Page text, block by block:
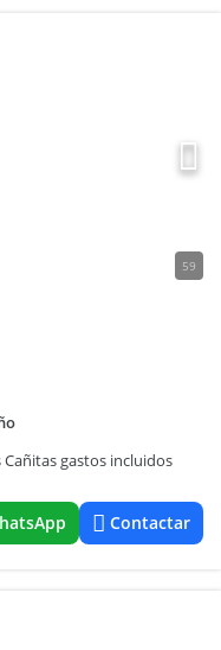
59
gastos incluidos
Contactar